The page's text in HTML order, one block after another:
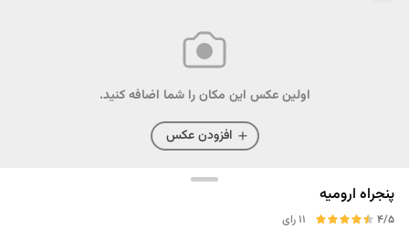
اولین عکس این مکان را شما اضافه کنید.
افزودن عکس
پنجراه ارومیه
4/5
11 رای